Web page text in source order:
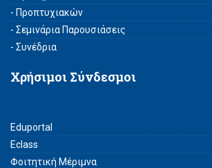
- Προπτυχιακών
- Σεμινάρια Παρουσιάσεις
- Συνέδρια
Χρήσιμοι Σύνδεσμοι
Eduportal
Eclass
Φοιτητική Μέριμνα